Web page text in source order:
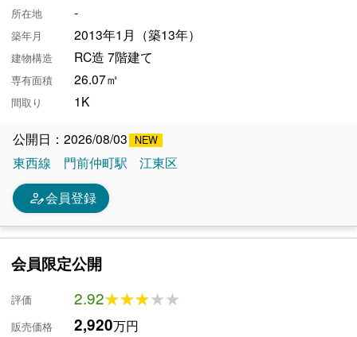
所在地 -
築年月 2013年1月（築13年）
建物構造 RC造 7階建て
専有面積 26.07㎡
間取り 1K
公開日：2026/08/03
東西線
門前仲町駅 江東区
person_edit会員登録
会員限定公開
評価 2.92★★★★★
★★★★★
販売価格 2,920万円